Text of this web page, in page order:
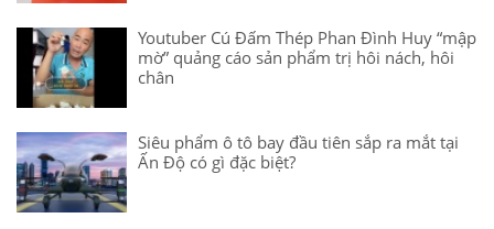
Youtuber Cú Đấm Thép Phan Đình Huy “mập
mờ” quảng cáo sản phẩm trị hôi nách, hôi
chân
Siêu phẩm ô tô bay đầu tiên sắp ra mắt tại
Ấn Độ có gì đặc biệt?